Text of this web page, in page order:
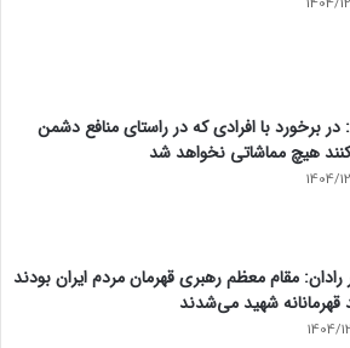
در برخورد با افرادی که در راستای منافع دشمن
هیچ مماشاتی نخواهد شد
1404/
رادان: مقام معظم رهبری قهرمان مردم ایران بودند
قهرمانانه شهید می‌شدند
1404/